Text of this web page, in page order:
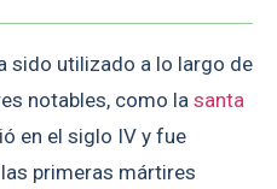
sido utilizado a lo largo de
notables, como lasanta
en el siglo IV y fue
primeras mártires